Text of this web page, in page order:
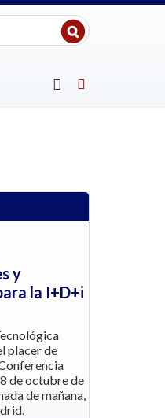
y
la I+D+i
placer de
de octubre de
de mañana,